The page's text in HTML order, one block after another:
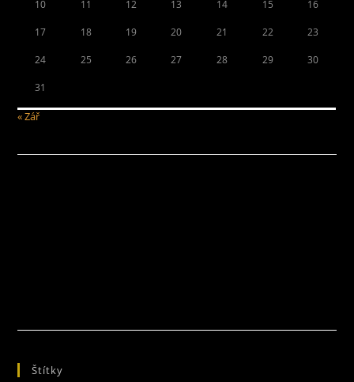
10 11 12 13 14 15 16
17 18 19 20 21 22 23
24 25 26 27 28 29 30
31
« Zář
Štítky